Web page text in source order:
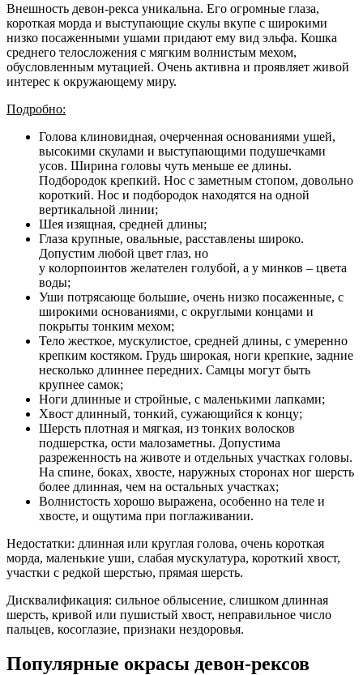
Внешность девон-рекса уникальна. Его огромные глаза,
короткая морда и выступающие скулы вкупе с широкими
низко посаженными ушами придают ему вид эльфа. Кошка
среднего телосложения с мягким волнистым мехом,
обусловленным мутацией. Очень активна и проявляет живой
интерес к окружающему миру.
Подробно:
Голова клиновидная, очерченная основаниями ушей,
высокими скулами и выступающими подушечками
усов. Ширина головы чуть меньше ее длины.
Подбородок крепкий. Нос с заметным стопом, довольно
короткий. Нос и подбородок находятся на одной
вертикальной линии;
Шея изящная, средней длины;
Глаза крупные, овальные, расставлены широко.
Допустим любой цвет глаз, но
у колорпоинтов желателен голубой, а у минков – цвета
воды;
Уши потрясающе большие, очень низко посаженные, с
широкими основаниями, с округлыми концами и
покрыты тонким мехом;
Тело жесткое, мускулистое, средней длины, с умеренно
крепким костяком. Грудь широкая, ноги крепкие, задние
несколько длиннее передних. Самцы могут быть
крупнее самок;
Ноги длинные и стройные, с маленькими лапками;
Хвост длинный, тонкий, сужающийся к концу;
Шерсть плотная и мягкая, из тонких волосков
подшерстка, ости малозаметны. Допустима
разреженность на животе и отдельных участках головы.
На спине, боках, хвосте, наружных сторонах ног шерсть
более длинная, чем на остальных участках;
Волнистость хорошо выражена, особенно на теле и
хвосте, и ощутима при поглаживании.
Недостатки: длинная или круглая голова, очень короткая
морда, маленькие уши, слабая мускулатура, короткий хвост,
участки с редкой шерстью, прямая шерсть.
Дисквалификация: сильное облысение, слишком длинная
шерсть, кривой или пушистый хвост, неправильное число
пальцев, косоглазие, признаки нездоровья.
Популярные окрасы девон-рексов